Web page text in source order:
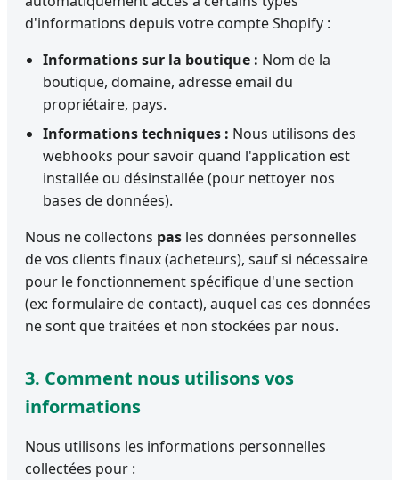
d'informations depuis votre compte Shopify :
Informations sur la boutique : Nom de la
boutique, domaine, adresse email du
propriétaire, pays.
Informations techniques : Nous utilisons des
webhooks pour savoir quand l'application est
installée ou désinstallée (pour nettoyer nos
bases de données).
Nous ne collectons pas les données personnelles
de vos clients finaux (acheteurs), sauf si nécessaire
pour le fonctionnement spécifique d'une section
(ex: formulaire de contact), auquel cas ces données
ne sont que traitées et non stockées par nous.
3. Comment nous utilisons vos
informations
Nous utilisons les informations personnelles
collectées pour :